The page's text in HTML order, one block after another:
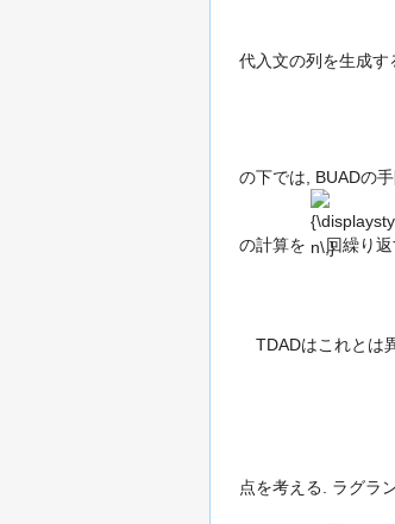
x=0}
代入文の列を生成す
の下では, BUADの
の計算を
n\,}
回繰り返
TDADはこれとは
点を考える. ラグラ